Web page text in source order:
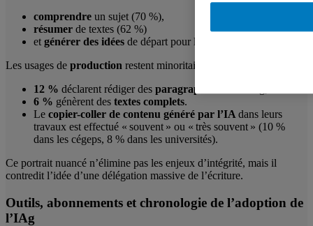
comprendre un sujet (70 %),
résumer de textes (62 %)
et générer des idées de départ pour leurs travaux (53 %).
Les usages de production restent minoritaires :
12 % déclarent rédiger des paragraphes
6 % génèrent des textes complets.
Le copier-coller de contenu généré par l’IA dans leurs
travaux est effectué « souvent » ou « très souvent » (10 %
dans les cégeps, 8 % dans les universités).
Ce portrait nuancé n’élimine pas les enjeux d’intégrité, mais il
contredit l’idée d’une délégation massive de l’écriture.
Outils, abonnements et chronologie de l’adoption de
l’IAg